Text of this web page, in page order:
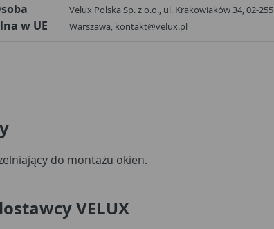
w UE
Velux Polska Sp. z o.o., ul. Krakowiaków 34, 02-255
Warszawa, kontakt@velux.pl
do montażu okien.
VELUX